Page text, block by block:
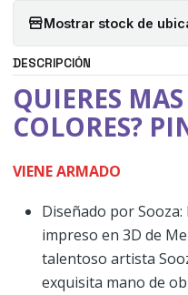
Mostrar stock de
DESCRIPCIÓN
QUIERES
COLORES?
VIENE ARMADO
Diseñado por
impreso en 3D de
talentoso artista
exquisita mano de